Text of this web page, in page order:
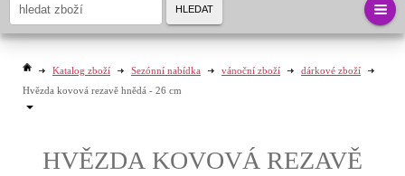
Katalog zboží Sezónní nabídka vánoční zboží
dárkové zboží
Hvězda kovová rezavě hnědá - 26 cm
HVĚZDA KOVOVÁ REZAVĚ
HLEDAT